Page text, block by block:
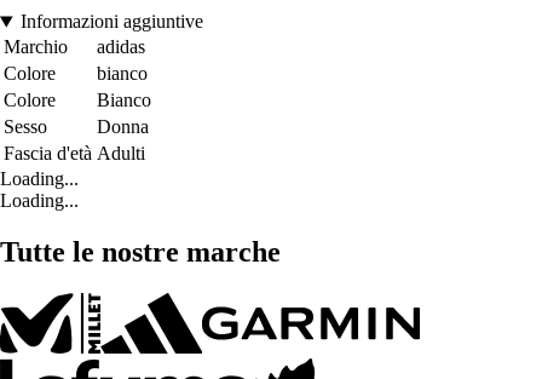
Informazioni aggiuntive
Marchio
adidas
Colore
bianco
Colore
Bianco
Sesso
Donna
Fascia d'età Adulti
Loading...
Loading...
Tutte le nostre marche